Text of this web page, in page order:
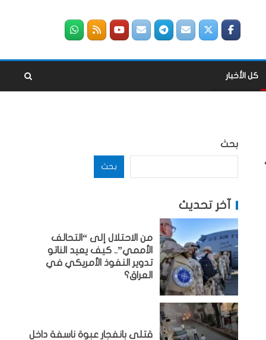
كل الأخبار
بحث
بحث
آخر تحديث
من الاحتلال إلى “التحالف
الأممي”.. كيف يعيد الناتو
تدوير النفوذ الأمريكي في
العراق؟
قتلى بانفجار عبوة ناسفة داخل